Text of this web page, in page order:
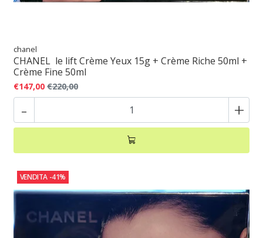
chanel
CHANEL le lift Crème Yeux 15g + Crème Riche 50ml +
Crème Fine 50ml
€147,00 €220,00
- +
VENDITA -41%